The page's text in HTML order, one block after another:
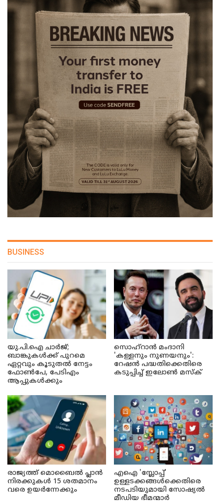
BUSINESS
യു.പി.ഐ ചാർജ്;
ബാങ്കുകൾക്ക് പുറമെ
ഏറ്റവും കൂടുതൽ നേട്ടം
ഫോൺപേ, പേടിഎം
ആപ്പുകൾക്കും
സൊഹ്റാൻ മംദാനി
'കള്ളനും നുണയനും':
റേഷൻ പദ്ധതിക്കെതിരെ
കടുപ്പിച്ച് ഇലോൺ മസ്ക്
രാജ്യത്ത് മൊബൈൽ പ്ലാൻ
നിരക്കുകൾ 15 ശതമാനം
വരെ ഉയർന്നേക്കും
എഐ 'സ്ലോപ്പ്'
ഉള്ളടക്കങ്ങൾക്കെതിരെ
നടപടിയുമായി സോഷ്യൽ
മീഡിയ ഭീമന്മാർ